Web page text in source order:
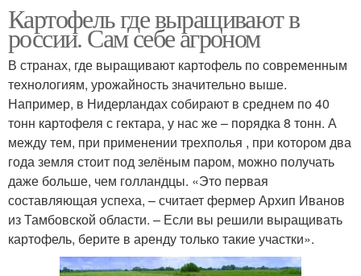
Картофель где выращивают в
россии. Сам себе агроном
В странах, где выращивают картофель по современным
технологиям, урожайность значительно выше.
Например, в Нидерландах собирают в среднем по 40
тонн картофеля с гектара, у нас же – порядка 8 тонн. А
между тем, при применении трехполья , при котором два
года земля стоит под зелёным паром, можно получать
даже больше, чем голландцы. «Это первая
составляющая успеха, – считает фермер Архип Иванов
из Тамбовской области. – Если вы решили выращивать
картофель, берите в аренду только такие участки».